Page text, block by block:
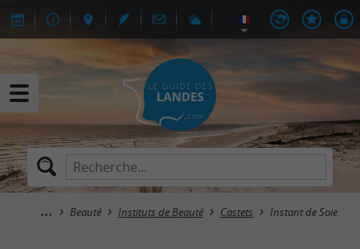
Beauté Instituts de Beauté Castets Instant de Soie